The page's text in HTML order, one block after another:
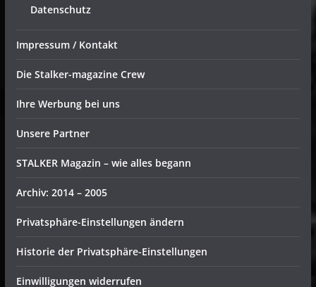
Datenschutz
Impressum / Kontakt
Die Stalker-magazine Crew
Ihre Werbung bei uns
Unsere Partner
STALKER Magazin – wie alles begann
Archiv: 2014 – 2005
Privatsphäre-Einstellungen ändern
Historie der Privatsphäre-Einstellungen
Einwilligungen widerrufen